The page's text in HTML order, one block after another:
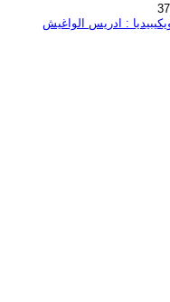
: ادريس الواغيش